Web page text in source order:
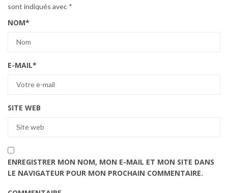
sont indiqués avec *
NOM*
E-MAIL*
SITE WEB
ENREGISTRER MON NOM, MON E-MAIL ET MON SITE DANS
LE NAVIGATEUR POUR MON PROCHAIN COMMENTAIRE.